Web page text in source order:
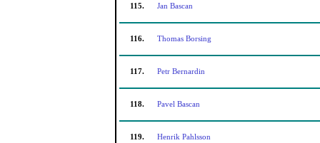
115. Jan Bascan
116. Thomas Borsing
117. Petr Bernardin
118. Pavel Bascan
119. Henrik Pahlsson